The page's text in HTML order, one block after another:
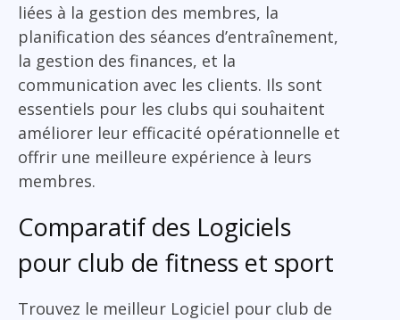
liées à la gestion des membres, la
planification des séances d’entraînement,
la gestion des finances, et la
communication avec les clients. Ils sont
essentiels pour les clubs qui souhaitent
améliorer leur efficacité opérationnelle et
offrir une meilleure expérience à leurs
membres.
Comparatif des Logiciels
pour club de fitness et sport
Trouvez le meilleur Logiciel pour club de